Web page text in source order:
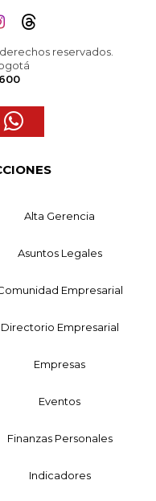
reservados.
Alta Gerencia
Asuntos Legales
Empresarial
Directorio Empresarial
Empresas
Eventos
Finanzas Personales
Indicadores